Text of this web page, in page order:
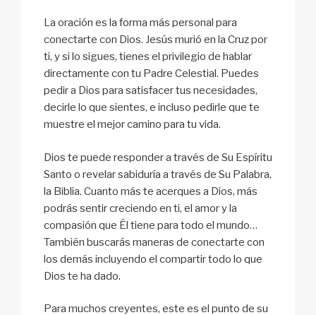
La oración es la forma más personal para
conectarte con Dios. Jesús murió en la Cruz por
ti, y si lo sigues, tienes el privilegio de hablar
directamente con tu Padre Celestial. Puedes
pedir a Dios para satisfacer tus necesidades,
decirle lo que sientes, e incluso pedirle que te
muestre el mejor camino para tu vida.
Dios te puede responder a través de Su Espíritu
Santo o revelar sabiduría a través de Su Palabra,
la Biblia. Cuanto más te acerques a Dios, más
podrás sentir creciendo en ti, el amor y la
compasión que Él tiene para todo el mundo…
También buscarás maneras de conectarte con
los demás incluyendo el compartir todo lo que
Dios te ha dado.
Para muchos creyentes, este es el punto de su